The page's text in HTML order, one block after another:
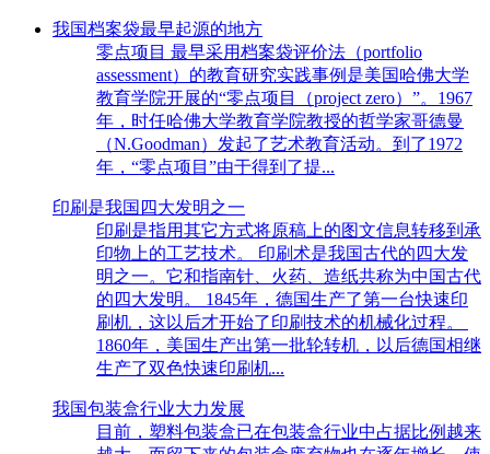
我国档案袋最早起源的地方
零点项目 最早采用档案袋评价法（portfolio
assessment）的教育研究实践事例是美国哈佛大学
教育学院开展的“零点项目（project zero）”。1967
年，时任哈佛大学教育学院教授的哲学家哥德曼
（N.Goodman）发起了艺术教育活动。到了1972
年，“零点项目”由于得到了提...
印刷是我国四大发明之一
印刷是指用其它方式将原稿上的图文信息转移到承
印物上的工艺技术。 印刷术是我国古代的四大发
明之一。它和指南针、火药、造纸共称为中国古代
的四大发明。 1845年，德国生产了第一台快速印
刷机，这以后才开始了印刷技术的机械化过程。
1860年，美国生产出第一批轮转机，以后德国相继
生产了双色快速印刷机...
我国包装盒行业大力发展
目前，塑料包装盒已在包装盒行业中占据比例越来